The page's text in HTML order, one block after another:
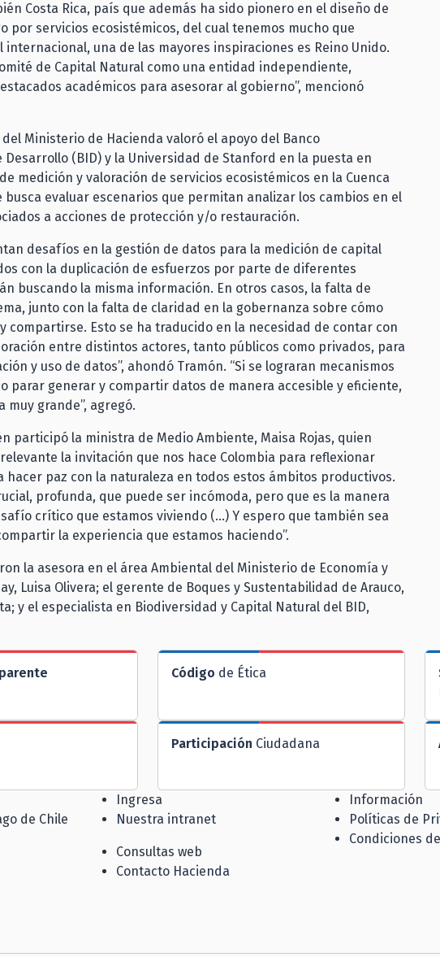
Costa Rica, país que además ha sido pionero en el diseño de
por servicios ecosistémicos, del cual tenemos mucho que
internacional, una de las mayores inspiraciones es Reino Unido.
de Capital Natural como una entidad independiente,
académicos para asesorar al gobierno”, mencionó
Ministerio de Hacienda valoró el apoyo del Banco
(BID) y la Universidad de Stanford en la puesta en
medición y valoración de servicios ecosistémicos en la Cuenca
busca evaluar escenarios que permitan analizar los cambios en el
a acciones de protección y/o restauración.
desafíos en la gestión de datos para la medición de capital
con la duplicación de esfuerzos por parte de diferentes
buscando la misma información. En otros casos, la falta de
junto con la falta de claridad en la gobernanza sobre cómo
compartirse. Esto se ha traducido en la necesidad de contar con
entre distintos actores, tanto públicos como privados, para
y uso de datos”, ahondó Tramón. “Si se lograran mecanismos
parar generar y compartir datos de manera accesible y eficiente,
muy grande”, agregó.
participó la ministra de Medio Ambiente, Maisa Rojas, quien
relevante la invitación que nos hace Colombia para reflexionar
hacer paz con la naturaleza en todos estos ámbitos productivos.
profunda, que puede ser incómoda, pero que es la manera
crítico que estamos viviendo (…) Y espero que también sea
la experiencia que estamos haciendo”.
la asesora en el área Ambiental del Ministerio de Economía y
Luisa Olivera; el gerente de Boques y Sustentabilidad de Arauco,
y el especialista en Biodiversidad y Capital Natural del BID,
Código de Ética
Participación Ciudadana
de Chile
Ingresa
Nuestra intranet
Consultas web
Contacto Hacienda
Información
Políticas de
Condiciones